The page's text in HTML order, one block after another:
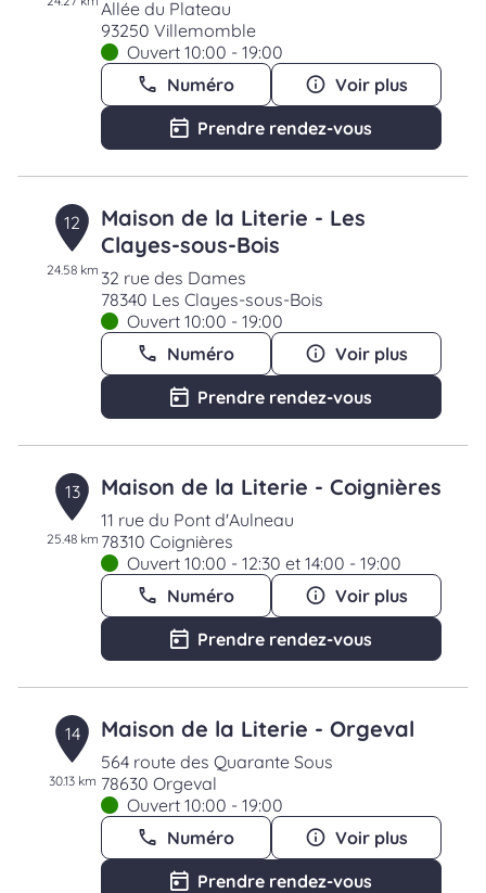
Allée du Plateau
93250 Villemomble
Ouvert 10:00 - 19:00
Numéro
Voir plus
Prendre rendez-vous
12
24.58 km
Maison de la Literie - Les
Clayes-sous-Bois
32 rue des Dames
78340 Les Clayes-sous-Bois
Ouvert 10:00 - 19:00
Numéro
Voir plus
Prendre rendez-vous
13
25.48 km
Maison de la Literie - Coignières
11 rue du Pont d'Aulneau
78310 Coignières
Ouvert 10:00 - 12:30 et 14:00 - 19:00
Numéro
Voir plus
Prendre rendez-vous
14
30.13 km
Maison de la Literie - Orgeval
564 route des Quarante Sous
78630 Orgeval
Ouvert 10:00 - 19:00
Numéro
Voir plus
Prendre rendez-vous